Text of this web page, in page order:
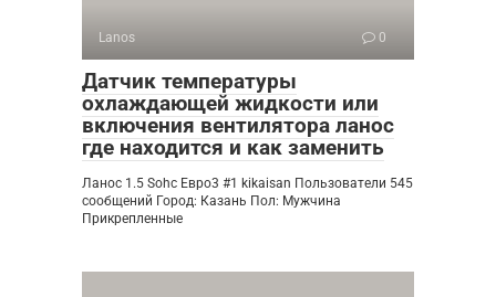
Lanos 0
Датчик температуры
охлаждающей жидкости или
включения вентилятора ланос
где находится и как заменить
Ланос 1.5 Sohc Евро3 #1 kikaisan Пользователи 545
сообщений Город: Казань Пол: Мужчина
Прикрепленные